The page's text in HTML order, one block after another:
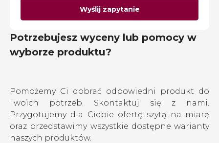
Wyślij zapytanie
Potrzebujesz wyceny lub pomocy w
wyborze produktu?
Pomożemy Ci dobrać odpowiedni produkt do
Twoich potrzeb. Skontaktuj się z nami.
Przygotujemy dla Ciebie ofertę szytą na miarę
oraz przedstawimy wszystkie dostępne warianty
naszych produktów.